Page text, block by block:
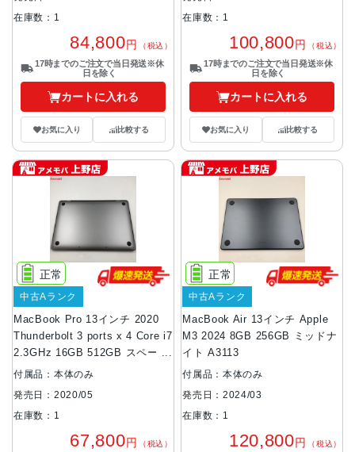
在庫数：1
84,800円 （税込）
17時までのご注文で当日発送※休
日を除く
カートに入れる
お気に入り 比較する
在庫数：1
100,800円 （税込）
17時までのご注文で当日発送※休
日を除く
カートに入れる
お気に入り 比較する
MacBook Pro 13インチ 2020
Thunderbolt 3 ports x 4 Core i7
2.3GHz 16GB 512GB スペース
グレイ A2251 16GB/512GB
正常
中古Aランク
付属品：本体のみ
発売日：2020/05
在庫数：1
67,800円 （税込）
MacBook Air 13インチ Apple
M3 2024 8GB 256GB ミッドナ
イト A3113
正常
中古Aランク
付属品：本体のみ
発売日：2024/03
在庫数：1
120,800円 （税込）